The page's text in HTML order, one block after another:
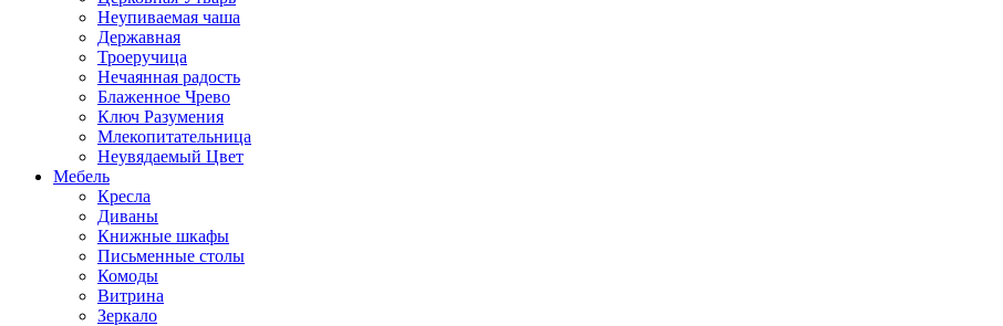
Неупиваемая чаша
Державная
Троеручица
Нечаянная радость
Блаженное Чрево
Ключ Разумения
Млекопитательница
Неувядаемый Цвет
Мебель
Кресла
Диваны
Книжные шкафы
Письменные столы
Комоды
Витрина
Зеркало